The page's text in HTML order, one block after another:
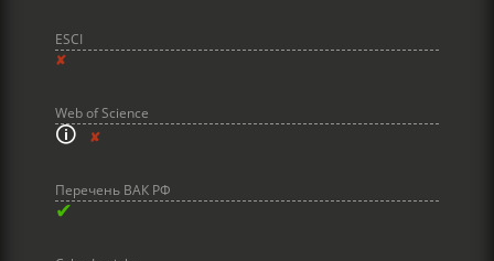
ESCI
✘
Web of Science
🛈✘
Перечень ВАК РФ
✔